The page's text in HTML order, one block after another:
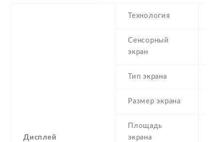
Дисплей
Технология
Сенсорный
экран
Тип экрана
Размер экрана
Площадь
экрана